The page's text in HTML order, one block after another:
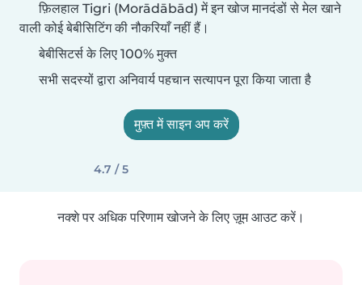
फ़िलहाल Tigri (Morādābād) में इन खोज मानदंडों से मेल खाने
वाली कोई बेबीसिटिंग की नौकरियाँ नहीं हैं।
बेबीसिटर्स के लिए 100% मुक्त
सभी सदस्यों द्वारा अनिवार्य पहचान सत्यापन पूरा किया जाता है
मुफ़्त में साइन अप करें
4.7 / 5
नक्शे पर अधिक परिणाम खोजने के लिए ज़ूम आउट करें।